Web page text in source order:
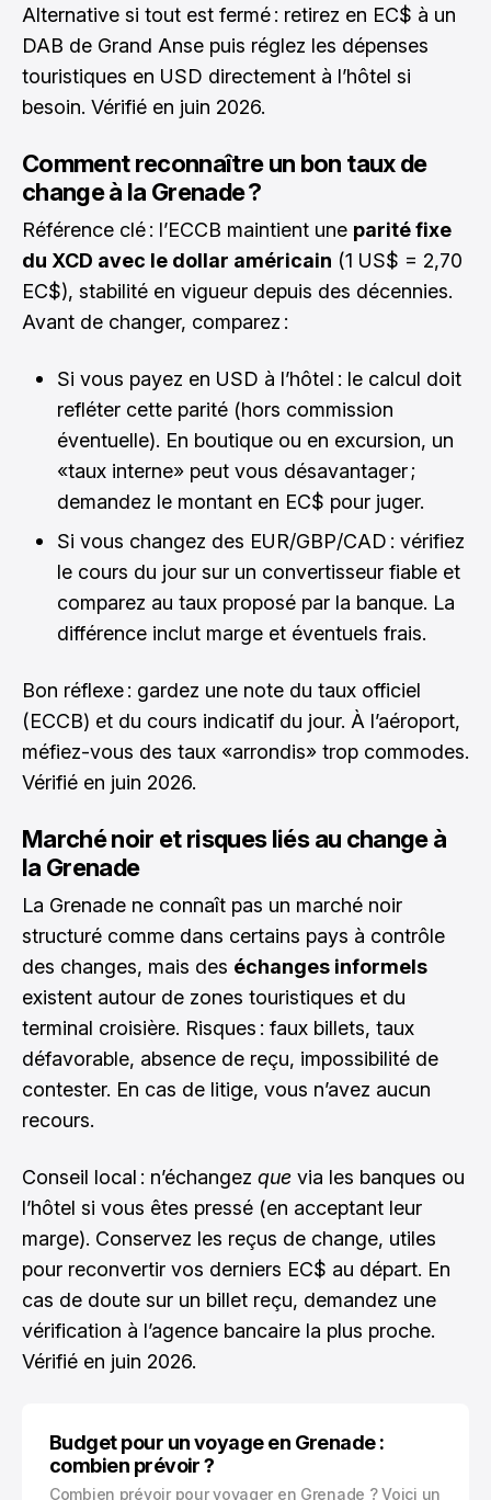
Alternative si tout est fermé : retirez en EC$ à un
DAB de Grand Anse puis réglez les dépenses
touristiques en USD directement à l’hôtel si
besoin. Vérifié en juin 2026.
Comment reconnaître un bon taux de
change à la Grenade ?
Référence clé : l’ECCB maintient une parité fixe
du XCD avec le dollar américain (1 US$ = 2,70
EC$), stabilité en vigueur depuis des décennies.
Avant de changer, comparez :
Si vous payez en USD à l’hôtel : le calcul doit
refléter cette parité (hors commission
éventuelle). En boutique ou en excursion, un
«taux interne» peut vous désavantager ;
demandez le montant en EC$ pour juger.
Si vous changez des EUR/GBP/CAD : vérifiez
le cours du jour sur un convertisseur fiable et
comparez au taux proposé par la banque. La
différence inclut marge et éventuels frais.
Bon réflexe : gardez une note du taux officiel
(ECCB) et du cours indicatif du jour. À l’aéroport,
méfiez-vous des taux «arrondis» trop commodes.
Vérifié en juin 2026.
Marché noir et risques liés au change à
la Grenade
La Grenade ne connaît pas un marché noir
structuré comme dans certains pays à contrôle
des changes, mais des échanges informels
existent autour de zones touristiques et du
terminal croisière. Risques : faux billets, taux
défavorable, absence de reçu, impossibilité de
contester. En cas de litige, vous n’avez aucun
recours.
Conseil local : n’échangez que via les banques ou
l’hôtel si vous êtes pressé (en acceptant leur
marge). Conservez les reçus de change, utiles
pour reconvertir vos derniers EC$ au départ. En
cas de doute sur un billet reçu, demandez une
vérification à l’agence bancaire la plus proche.
Vérifié en juin 2026.
Budget pour un voyage en Grenade :
combien prévoir ?
Combien prévoir pour voyager en Grenade ? Voici un